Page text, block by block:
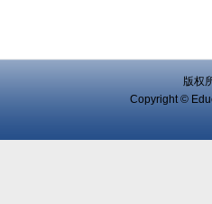
版权
Copyright ©